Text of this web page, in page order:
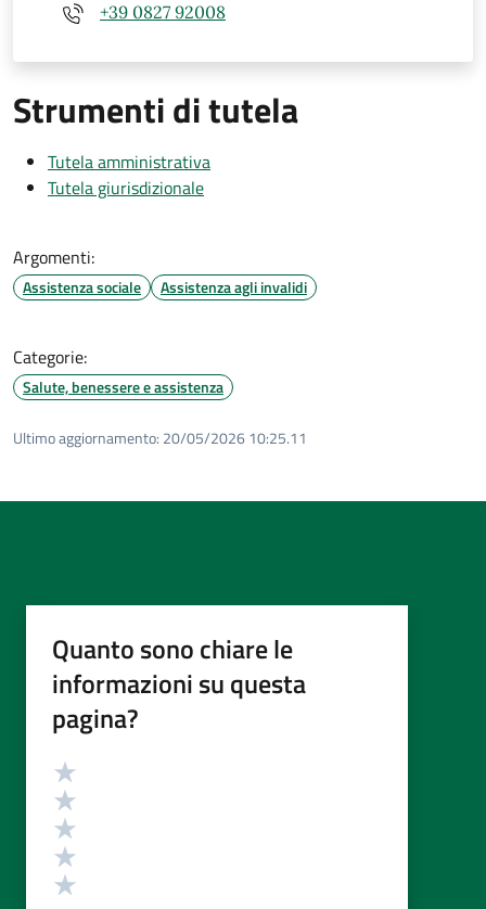
+39 0827 92008
Strumenti di tutela
Tutela amministrativa
Tutela giurisdizionale
Argomenti:
Assistenza sociale Assistenza agli invalidi
Categorie:
Salute, benessere e assistenza
Ultimo aggiornamento: 20/05/2026 10:25.11
Quanto sono chiare le
informazioni su questa
pagina?
Valutazione